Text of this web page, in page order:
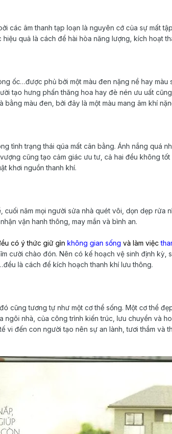
các âm thanh tạp loạn là nguyên cớ của sự mất
quả là cách để hài hòa năng lượng, kích hoạt
ốc…được phủ bởi một màu đen nặng nề hay
tạo hưng phấn thăng hoa hay đè nén ưu uất
màu đen, bởi đây là một màu mang âm khí
tình trạng thái qúa mất cân bằng. Ánh nắng quá
cũng tạo cảm giác ưu tư, cả hai đều không
khơi nguồn thanh khí.
cuối năm mọi người sửa nhà quét vôi, dọn dẹp
vận hanh thông, may mắn và bình an.
có ý thức giữ gìn không gian sống và làm việc
cười chào đón. Nên có kế hoạch vệ sinh định
là cách để kích hoạch thanh khí lưu thông.
cũng tương tự như một cơ thể sống. Một cơ thể
ngôi nhà, của công trình kiến trúc, lưu chuyển và
vi đến con người tạo nên sự an lành, tươi thắm và